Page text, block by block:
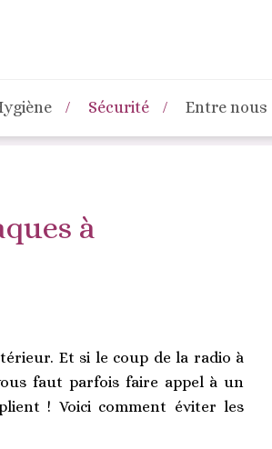
Sécurité Entre nous
à
Et si le coup de la radio à
faut parfois faire appel à un
! Voici comment éviter les